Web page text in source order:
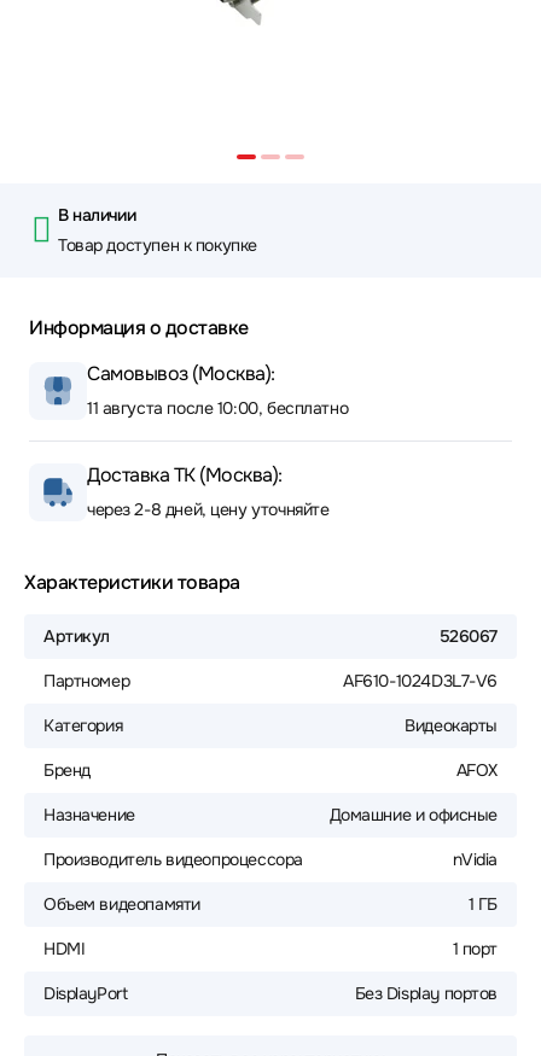
В наличии
Товар доступен к покупке
Информация о доставке
Самовывоз (Москва):
11 августа после 10:00, бесплатно
Доставка ТК (Москва):
через 2-8 дней, цену уточняйте
Характеристики товара
Артикул 526067
Партномер AF610-1024D3L7-V6
Категория Видеокарты
Бренд AFOX
Назначение Домашние и офисные
Производитель видеопроцессора nVidia
Объем видеопамяти 1 ГБ
HDMI 1 порт
DisplayPort Без Display портов